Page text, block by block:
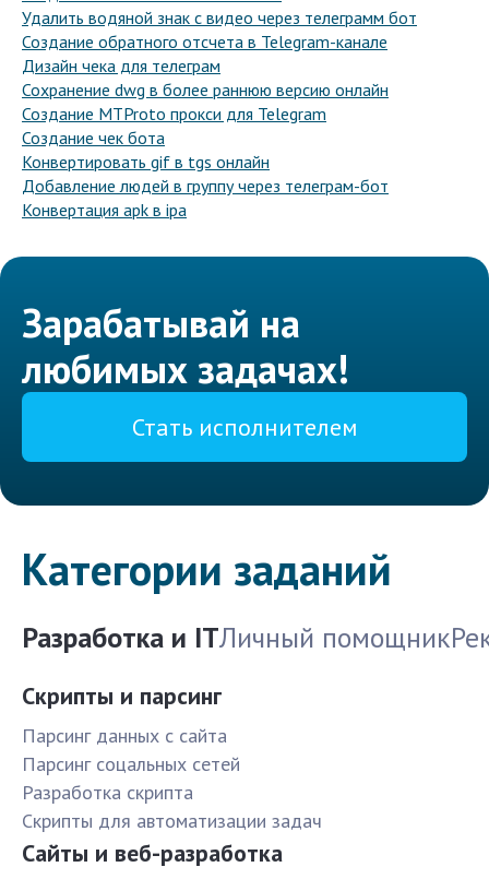
Удалить водяной знак с видео через телеграмм бот
Создание обратного отсчета в Telegram-канале
Дизайн чека для телеграм
Сохранение dwg в более раннюю версию онлайн
Создание MTProto прокси для Telegram
Создание чек бота
Конвертировать gif в tgs онлайн
Добавление людей в группу через телеграм-бот
Конвертация apk в ipa
Зарабатывай на
любимых задачах!
Стать исполнителем
Категории заданий
Разработка и ITЛичный помощник
Скрипты и парсинг
Парсинг данных с сайта
Парсинг соцальных сетей
Разработка скрипта
Скрипты для автоматизации задач
Сайты и веб-разработка